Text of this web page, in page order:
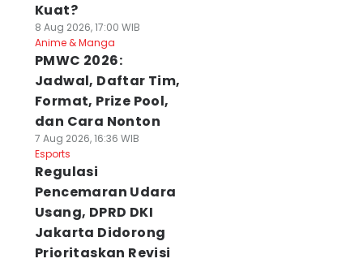
Kuat?
8 Aug 2026, 17:00 WIB
Anime & Manga
PMWC 2026:
Jadwal, Daftar Tim,
Format, Prize Pool,
dan Cara Nonton
7 Aug 2026, 16:36 WIB
Esports
Regulasi
Pencemaran Udara
Usang, DPRD DKI
Jakarta Didorong
Prioritaskan Revisi